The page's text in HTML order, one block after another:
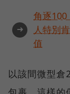
➜
角逐100
人特別
值
以該間微型